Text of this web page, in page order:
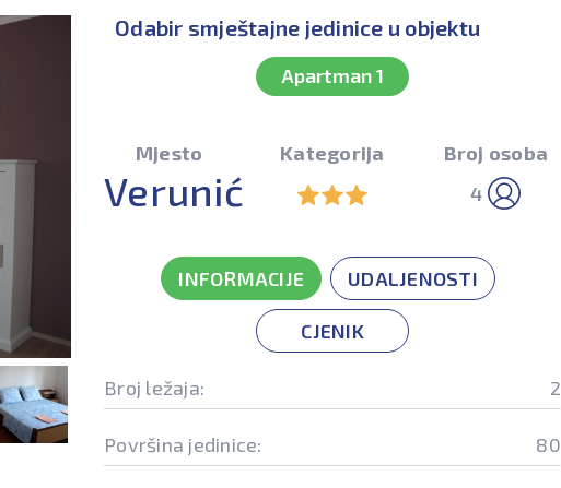
Odabir smještajne jedinice u objektu
Apartman 1
Mjesto
Verunić
Kategorija
Broj osoba
4
INFORMACIJE UDALJENOSTI
CJENIK
Broj ležaja: 2
Površina jedinice: 80